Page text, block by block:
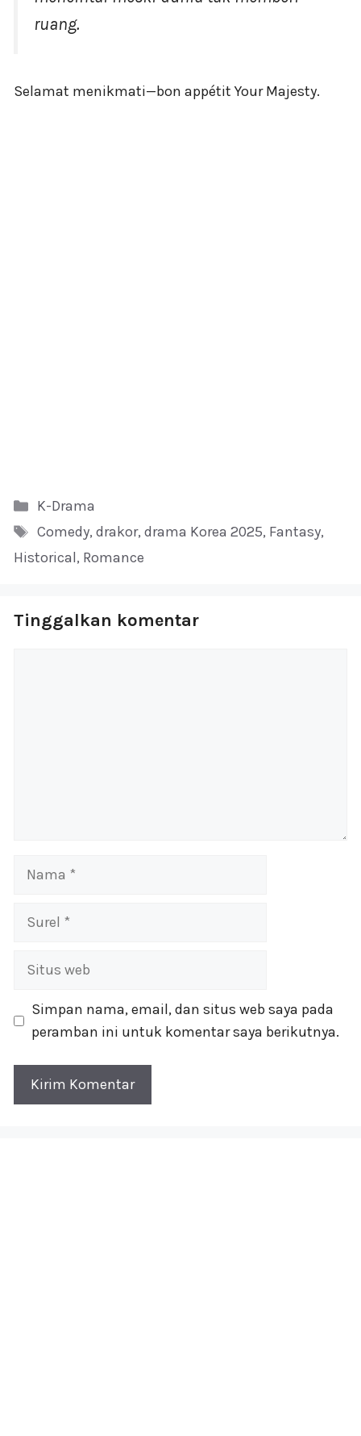
ruang.
Selamat menikmati—bon appétit Your Majesty.
Kategori
K-Drama
Tag
Comedy, drakor, drama Korea 2025, Fantasy,
Historical, Romance
Tinggalkan komentar
Nama
Surel
Situs
Simpan nama, email, dan situs web saya pada
peramban ini untuk komentar saya berikutnya.